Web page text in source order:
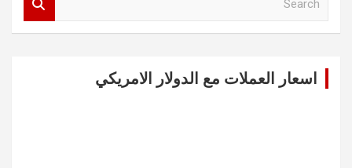
اسعار العملات مع الدولار الامريكي